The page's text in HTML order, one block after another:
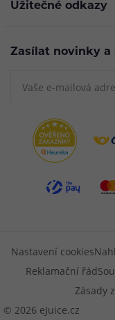
Užitečné odkazy
Zasílat novinky a
© 2026 eJuice.cz
Nastavení cookies
Reklamační řád
Zásady